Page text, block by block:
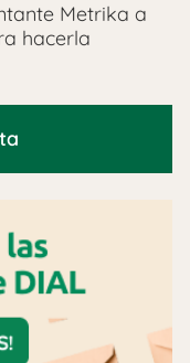
Metrika a
hacerla